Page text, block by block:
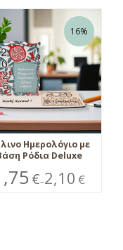
16%
Ημερολόγιο με
Ρόδια Deluxe
€–2,10 €